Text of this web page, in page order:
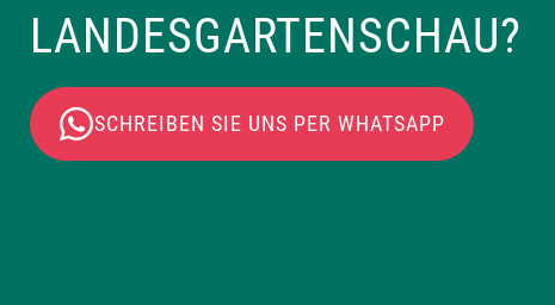
LANDESGARTENSCHAU?
SCHREIBEN SIE UNS PER WHATSAPP